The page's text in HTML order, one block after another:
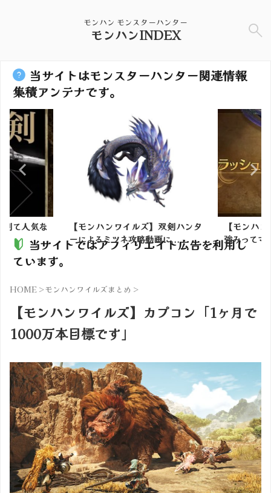
モンハン モンスターハンター
モンハンINDEX
当サイトはモンスターハンター関連情報
集積アンテナです。
て人気な
【モンハンワイルズ】双剣ハンタ
ーによるミツネ攻略動画に...
【モンハ
強みってマ
当サイトではアフィリエイト広告を利用し
ています。
HOME >モンハンワイルズまとめ >
【モンハンワイルズ】カプコン「1ヶ月で
1000万本目標です」